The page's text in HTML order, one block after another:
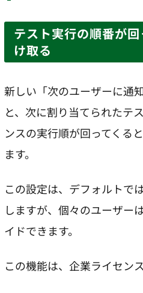
テスト実行の順番が
け取る
新しい「次のユーザーに通
と、次に割り当てられたテ
ンスの実行順が回ってくる
ます。
この設定は、デフォルトで
しますが、個々のユーザー
イドできます。
この機能は、企業ライセン